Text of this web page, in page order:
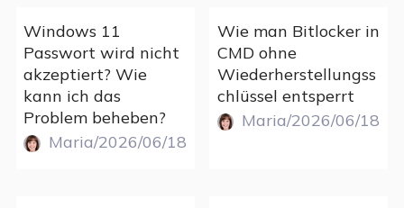
Windows 11
Passwort wird nicht
akzeptiert? Wie
kann ich das
Problem beheben?
Maria/2026/06/18
Wie man Bitlocker in
CMD ohne
Wiederherstellungss
chlüssel entsperrt
Maria/2026/06/18